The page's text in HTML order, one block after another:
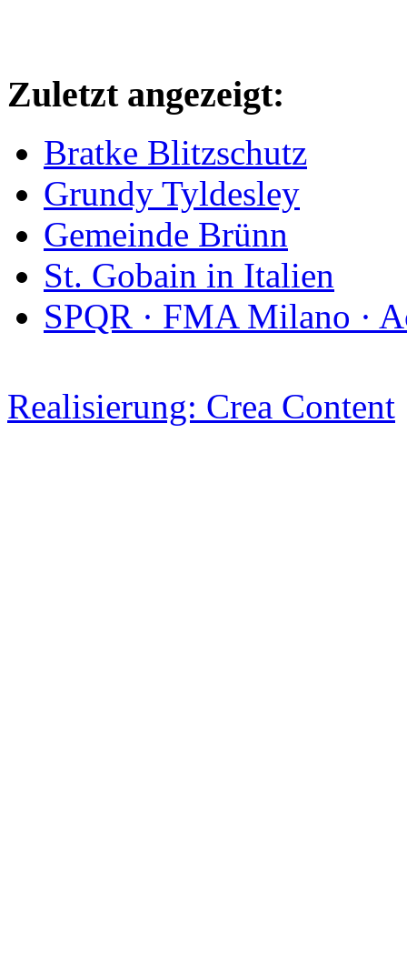
Zuletzt angezeigt:
Bratke Blitzschutz
Grundy Tyldesley
Gemeinde Brünn
St. Gobain in Italien
SPQR · FMA Milano ·
Realisierung: Crea Content